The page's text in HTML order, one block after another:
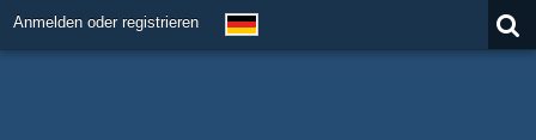
Anmelden oder registrieren